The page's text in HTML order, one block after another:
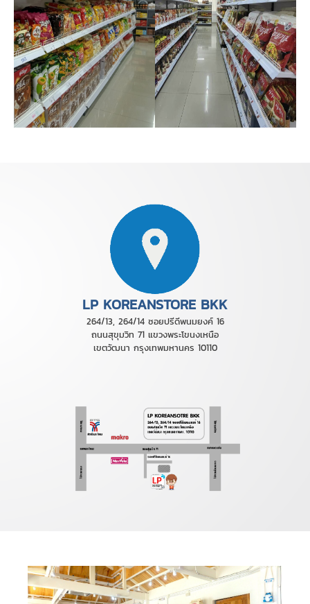
LP KOREANSTORE BKK
264/13, 264/14 ซอยปรีดีพนมยงค์ 16
ถนนสุขุมวิท 71 แขวงพระโขนงเหนือ
เขตวัฒนา กรุงเทพมหานคร 10110